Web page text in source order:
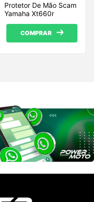
Protetor De Mão Scam
Yamaha Xt660r
COMPRAR